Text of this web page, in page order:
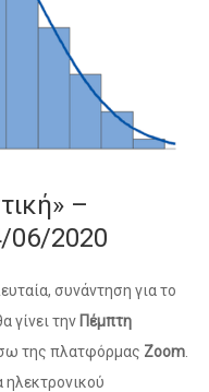
–
06/2020
συνάντηση για το
γίνει την Πέμπτη
της πλατφόρμας Zoom